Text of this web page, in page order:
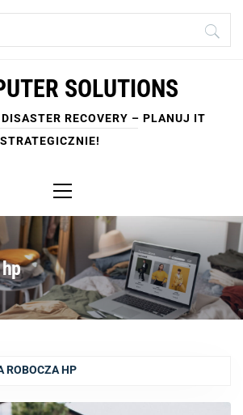
SOLUTIONS
RECOVERY – PLANUJ IT
STRATEGICZNIE!
Menu
ROBOCZA HP